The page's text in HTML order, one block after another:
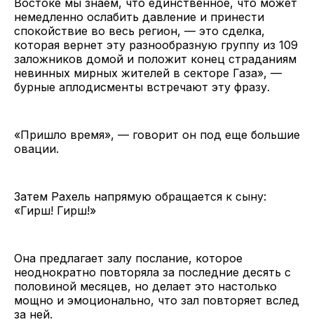
немедленно ослабить давление и принести
спокойствие во весь регион, — это сделка,
которая вернет эту разнообразную группу из 109
заложников домой и положит конец страданиям
невинных мирных жителей в секторе Газа», —
бурные аплодисменты встречают эту фразу.
«Пришло время», — говорит он под еще большие
овации.
Затем Рахель напрямую обращается к сыну:
«Гирш! Гирш!»
Она предлагает залу послание, которое
неоднократно повторяла за последние десять с
половиной месяцев, но делает это настолько
мощно и эмоционально, что зал повторяет вслед
за ней.